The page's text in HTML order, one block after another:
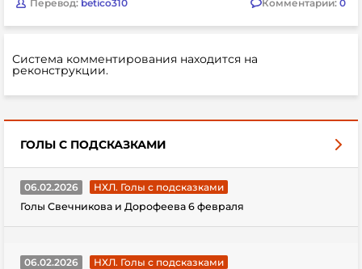
Перевод: betico310 Комментарии: 0
Система комментирования находится на
реконструкции.
ГОЛЫ С ПОДСКАЗКАМИ
06.02.2026
НХЛ. Голы с подсказками
Голы Свечникова и Дорофеева 6 февраля
06.02.2026
НХЛ. Голы с подсказками